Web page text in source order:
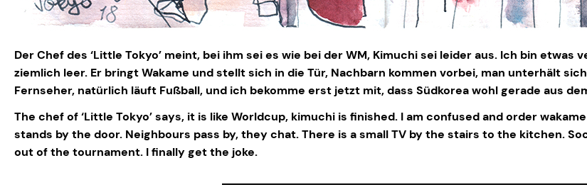
Der Chef des ‘Little Tokyo’ meint, bei ihm sei es wie bei der WM, Kimuchi sei leider aus. Ich bin
ziemlich leer. Er bringt Wakame und stellt sich in die Tür, Nachbarn kommen vorbei, man unterhält
Fernseher, natürlich läuft Fußball, und ich bekomme erst jetzt mit, dass Südkorea wohl gerade aus
The chef of ‘Little Tokyo’ says, it is like Worldcup, kimuchi is finished. I am confused and order
stands by the door. Neighbours pass by, they chat. There is a small TV by the stairs to the kitchen.
out of the tournament. I finally get the joke.